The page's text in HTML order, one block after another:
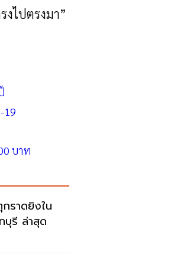
ไปตรงมา”
19
บาท
ราดยิงใน
บุรี ล่าสุด